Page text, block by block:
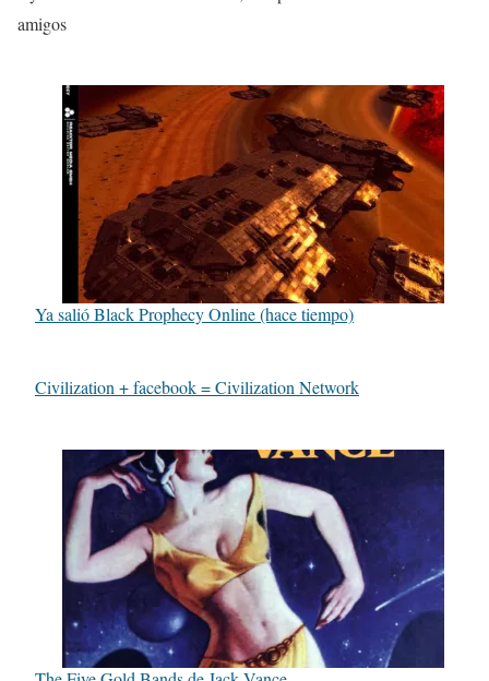
amigos
Ya salió Black Prophecy Online (hace tiempo)
Civilization + facebook = Civilization Network